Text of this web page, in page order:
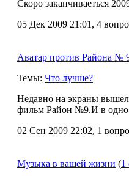
Скоро заканчиваеться
05 Дек 2009 21:01, 4
Аватар против Района №
Темы: Что лучше?
Недавно на экраны
фильм Район №9.И в одно
02 Сен 2009 22:02, 1
Музыка в вашей жизни (1